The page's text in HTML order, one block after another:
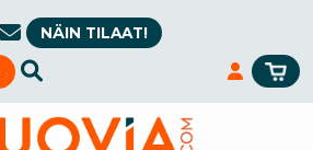
NÄIN TILAAT!